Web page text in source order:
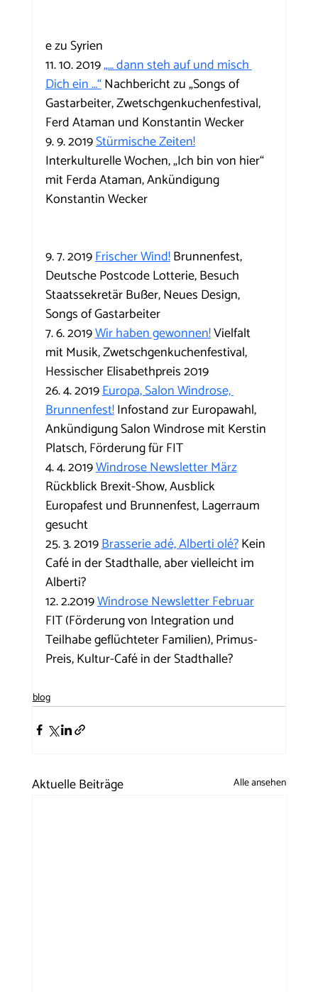
e zu Syrien
11. 10. 2019 „… dann steh auf und misch
Dich ein …“ Nachbericht zu „Songs of
Gastarbeiter, Zwetschgenkuchenfestival,
Ferd Ataman und Konstantin Wecker
9. 9. 2019 Stürmische Zeiten!
Interkulturelle Wochen, „Ich bin von hier“
mit Ferda Ataman, Ankündigung
Konstantin Wecker
9. 7. 2019 Frischer Wind! Brunnenfest,
Deutsche Postcode Lotterie, Besuch
Staatssekretär Bußer, Neues Design,
Songs of Gastarbeiter
7. 6. 2019 Wir haben gewonnen! Vielfalt
mit Musik, Zwetschgenkuchenfestival,
Hessischer Elisabethpreis 2019
26. 4. 2019 Europa, Salon Windrose,
Brunnenfest! Infostand zur Europawahl,
Ankündigung Salon Windrose mit Kerstin
Platsch, Förderung für FIT
4. 4. 2019 Windrose Newsletter März
Rückblick Brexit-Show, Ausblick
Europafest und Brunnenfest, Lagerraum
gesucht
25. 3. 2019 Brasserie adé, Alberti olé? Kein
Café in der Stadthalle, aber vielleicht im
Alberti?
12. 2.2019 Windrose Newsletter Februar
FIT (Förderung von Integration und
Teilhabe geflüchteter Familien), Primus-
Preis, Kultur-Café in der Stadthalle?
blog
Aktuelle Beiträge Alle ansehen